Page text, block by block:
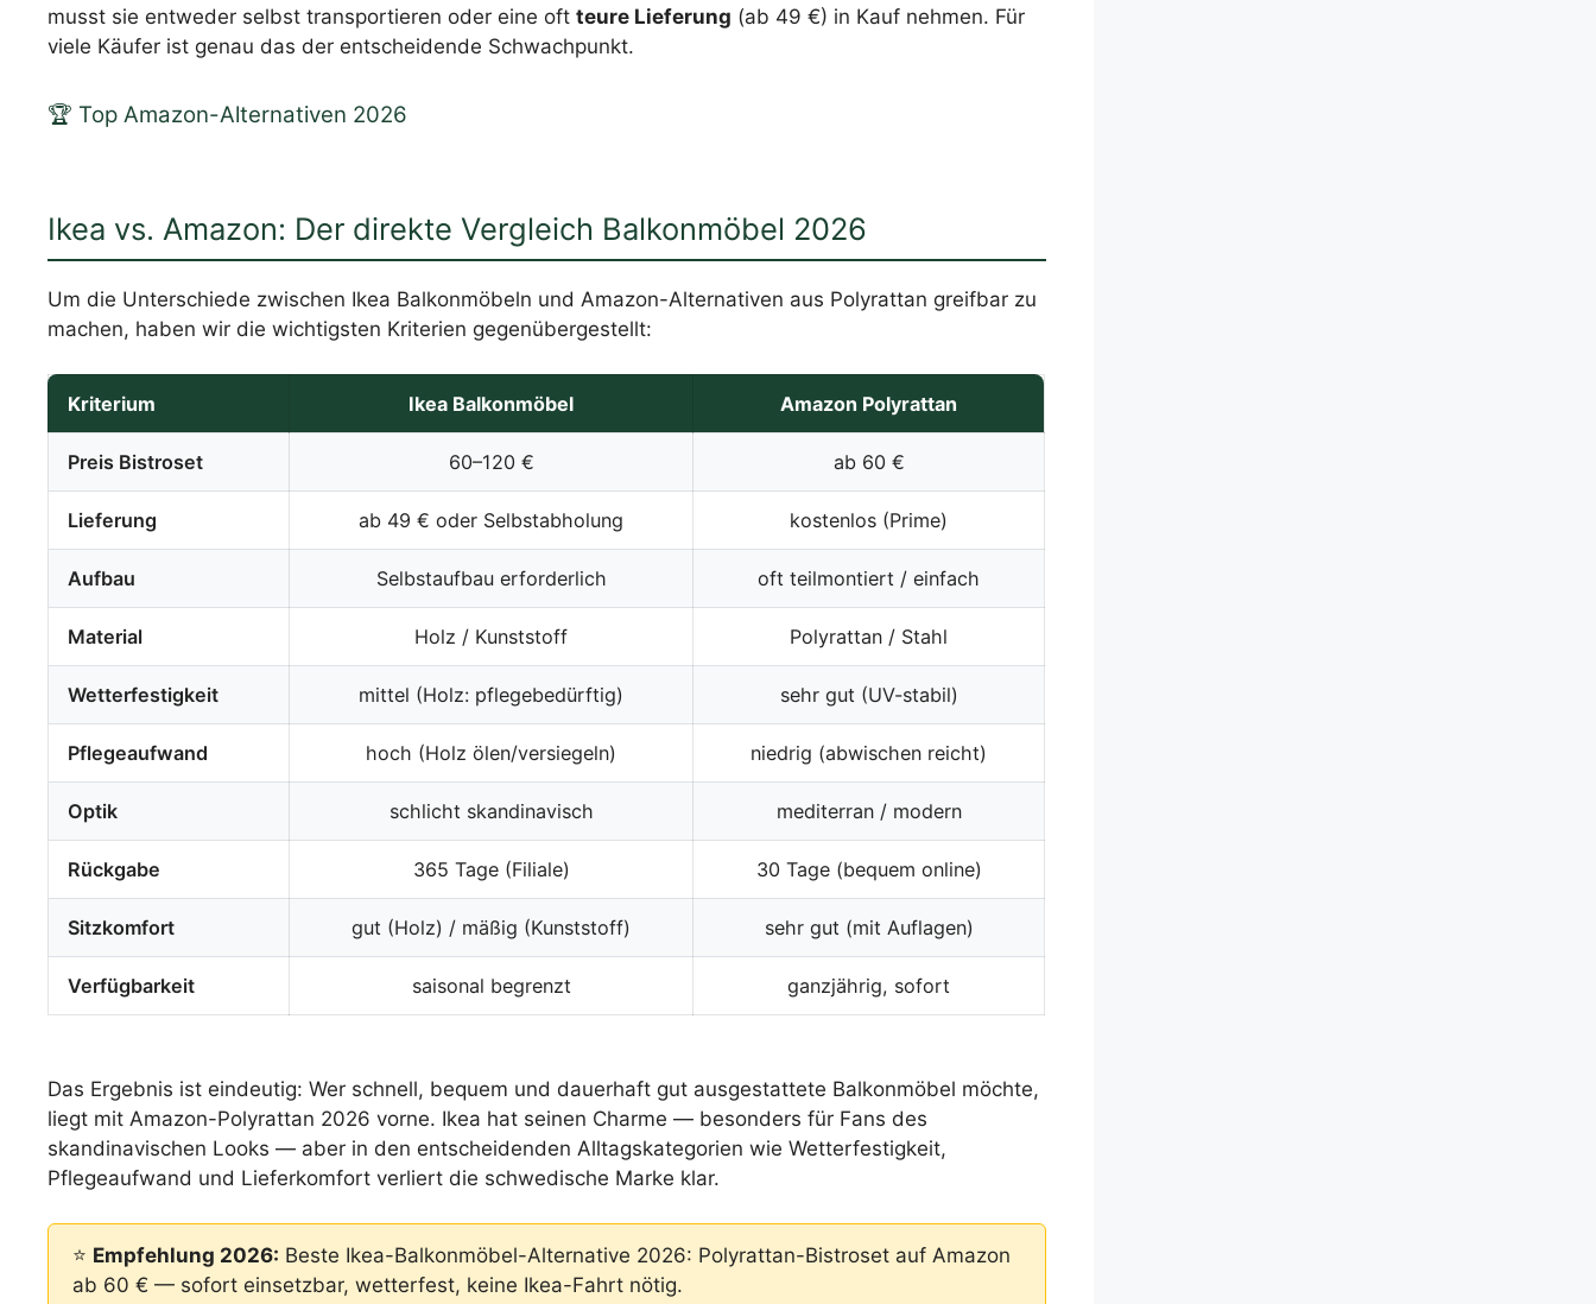
musst sie entweder selbst transportieren oder eine oft teure Lieferung (ab 49 €) in Kauf nehmen. Für
viele Käufer ist genau das der entscheidende Schwachpunkt.
🏆 Top Amazon-Alternativen 2026
Ikea vs. Amazon: Der direkte Vergleich Balkonmöbel 2026
Um die Unterschiede zwischen Ikea Balkonmöbeln und Amazon-Alternativen aus Polyrattan greifbar zu
machen, haben wir die wichtigsten Kriterien gegenübergestellt:
Kriterium Ikea Balkonmöbel Amazon Polyrattan
Preis Bistroset 60–120 € ab 60 €
Lieferung ab 49 € oder Selbstabholung kostenlos (Prime)
Aufbau Selbstaufbau erforderlich oft teilmontiert / einfach
Material Holz / Kunststoff Polyrattan / Stahl
Wetterfestigkeit mittel (Holz: pflegebedürftig) sehr gut (UV-stabil)
Pflegeaufwand hoch (Holz ölen/versiegeln) niedrig (abwischen reicht)
Optik schlicht skandinavisch mediterran / modern
Rückgabe 365 Tage (Filiale) 30 Tage (bequem online)
Sitzkomfort gut (Holz) / mäßig (Kunststoff) sehr gut (mit Auflagen)
Verfügbarkeit saisonal begrenzt ganzjährig, sofort
Das Ergebnis ist eindeutig: Wer schnell, bequem und dauerhaft gut ausgestattete Balkonmöbel möchte,
liegt mit Amazon-Polyrattan 2026 vorne. Ikea hat seinen Charme — besonders für Fans des
skandinavischen Looks — aber in den entscheidenden Alltagskategorien wie Wetterfestigkeit,
Pflegeaufwand und Lieferkomfort verliert die schwedische Marke klar.
⭐ Empfehlung 2026: Beste Ikea-Balkonmöbel-Alternative 2026: Polyrattan-Bistroset auf Amazon
ab 60 € — sofort einsetzbar, wetterfest, keine Ikea-Fahrt nötig.